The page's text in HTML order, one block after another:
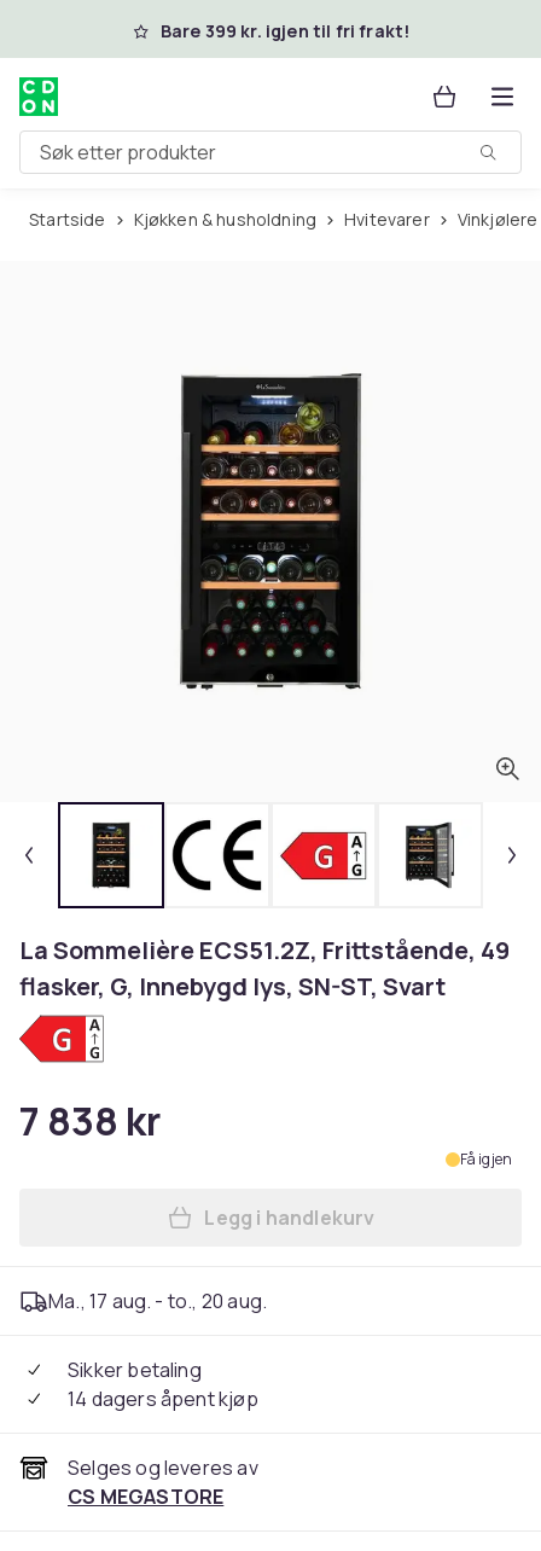
Hopp til hovedinnholdBare 399 kr. igjen til fri frakt!
Søk etter produkter
Startside Kjøkken & husholdning Hvitevarer Vinkjølere
La Sommelière ECS51.2Z, Frittstående, 49
flasker, G, Innebygd lys, SN-ST, Svart
7 838 kr
Få igjen
Legg La Sommelière
Legg i handlekurv
Ma., 17 aug. - to., 20 aug.
Sikker betaling
14 dagers åpent kjøp
Selges og leveres av
CS MEGASTORE